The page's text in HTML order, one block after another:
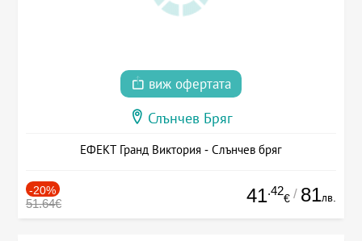
виж офертата
Слънчев Бряг
ЕФЕКТ Гранд Виктория - Слънчев бряг
-20%
51.64€ 41.42
€ / 81лв.